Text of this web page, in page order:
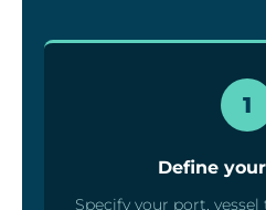
1
Define
Specify your port,